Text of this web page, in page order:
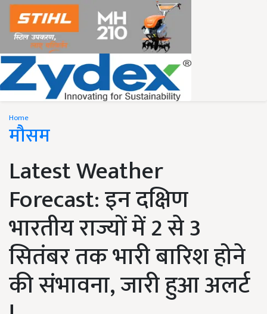
Home
मौसम
Latest Weather
Forecast: इन दक्षिण
भारतीय राज्यों में 2 से 3
सितंबर तक भारी बारिश होने
की संभावना, जारी हुआ अलर्ट